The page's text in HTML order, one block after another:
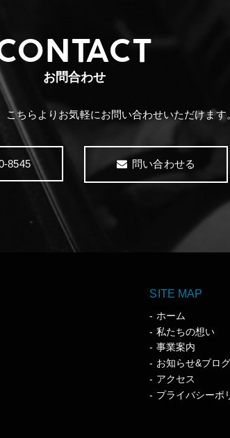
お問合わせ
こちらより お気軽にお問い合わせいただけます
8545 問い合わせる
SITE MAP
ホーム
私たちの想い
事業案内
お知らせ&ブロ
アクセス
プライバシーポ